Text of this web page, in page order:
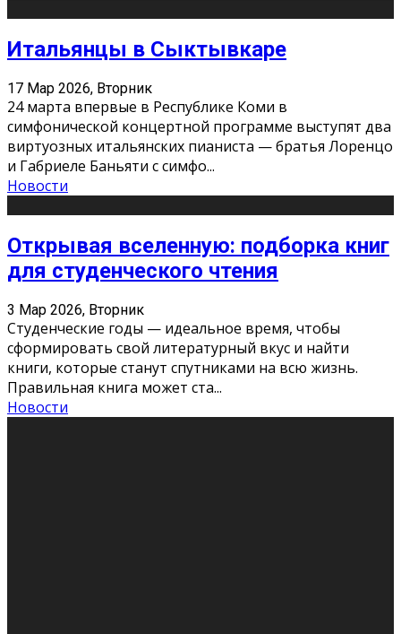
Итальянцы в Сыктывкаре
17 Мар 2026, Вторник
24 марта впервые в Республике Коми в
симфонической концертной программе выступят два
виртуозных итальянских пианиста — братья Лоренцо
и Габриеле Баньяти с симфо...
Новости
Открывая вселенную: подборка книг
для студенческого чтения
3 Мар 2026, Вторник
Студенческие годы — идеальное время, чтобы
сформировать свой литературный вкус и найти
книги, которые станут спутниками на всю жизнь.
Правильная книга может ста...
Новости